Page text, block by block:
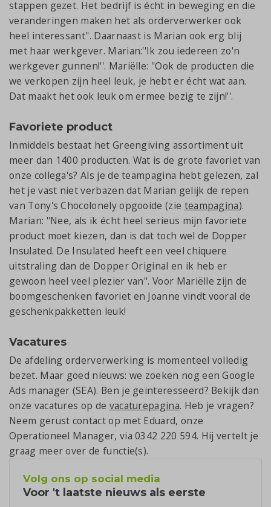
stappen gezet. Het bedrijf is écht in beweging en die
veranderingen maken het als orderverwerker ook
heel interessant''. Daarnaast is Marian ook erg blij
met haar werkgever. Marian:''Ik zou iedereen zo'n
werkgever gunnen!''. Mariëlle: ''Ook de producten die
we verkopen zijn heel leuk, je hebt er écht wat aan.
Dat maakt het ook leuk om ermee bezig te zijn!''.
Favoriete product
Inmiddels bestaat het Greengiving assortiment uit
meer dan 1400 producten. Wat is de grote favoriet van
onze collega's? Als je de teampagina hebt gelezen, zal
het je vast niet verbazen dat Marian gelijk de repen
van Tony's Chocolonely opgooide (zie teampagina).
Marian: ''Nee, als ik écht heel serieus mijn favoriete
product moet kiezen, dan is dat toch wel de Dopper
Insulated. De Insulated heeft een veel chiquere
uitstraling dan de Dopper Original en ik heb er
gewoon heel veel plezier van''. Voor Mariëlle zijn de
boomgeschenken favoriet en Joanne vindt vooral de
geschenkpakketten leuk!
Vacatures
De afdeling orderverwerking is momenteel volledig
bezet. Maar goed nieuws: we zoeken nog een Google
Ads manager (SEA). Ben je geïnteresseerd? Bekijk dan
onze vacatures op de vacaturepagina. Heb je vragen?
Neem gerust contact op met Eduard, onze
Operationeel Manager, via 0342 220 594. Hij vertelt je
graag meer over de functie(s).
Volg ons op social media
Voor 't laatste nieuws als eerste